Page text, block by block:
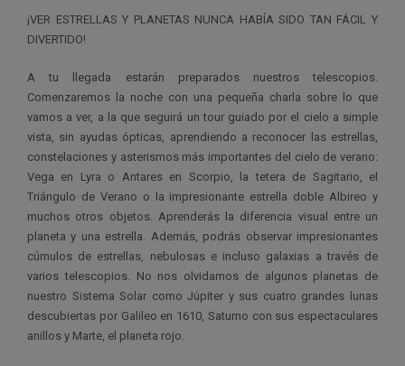
¡VER ESTRELLAS Y PLANETAS NUNCA HABÍA SIDO TAN FÁCIL Y
DIVERTIDO!
A tu llegada estarán preparados nuestros telescopios.
Comenzaremos la noche con una pequeña charla sobre lo que
vamos a ver, a la que seguirá un tour guiado por el cielo a simple
vista, sin ayudas ópticas, aprendiendo a reconocer las estrellas,
constelaciones y asterismos más importantes del cielo de verano:
Vega en Lyra o Antares en Scorpio, la tetera de Sagitario, el
Triángulo de Verano o la impresionante estrella doble Albireo y
muchos otros objetos. Aprenderás la diferencia visual entre un
planeta y una estrella. Además, podrás observar impresionantes
cúmulos de estrellas, nebulosas e incluso galaxias a través de
varios telescopios. No nos olvidamos de algunos planetas de
nuestro Sistema Solar como Júpiter y sus cuatro grandes lunas
descubiertas por Galileo en 1610, Saturno con sus espectaculares
anillos y Marte, el planeta rojo.